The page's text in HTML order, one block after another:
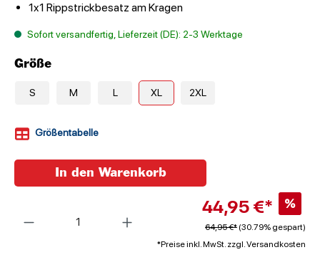
1x1 Rippstrickbesatz am Kragen
Sofort versandfertig, Lieferzeit (DE): 2-3 Werktage
Größe
S M L XL 2XL
Größentabelle
44,95 €* %
64,95 €* (30.79% gespart)
*Preise inkl. MwSt. zzgl. Versandkosten
In den Warenkorb